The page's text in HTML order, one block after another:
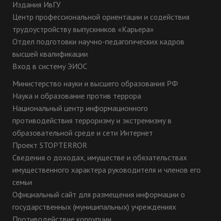
(или) юридических лиц:
являющихся иностранными
гражданами:
Информация о результатах перевода, восстановления
переведенных в другие
образовательные организации:
0
переведенных из других
образовательных организаций:
восстановленных обучающихся:
отчисленных обучающихся:
5
Информация о количестве вакантных мест для
курс бюджетных бюджетных
деятельности
Патенты/РИД - 0
Сведения о научно-
исследовательской
базе для
осуществления
научной (научно-
исследовательской)
деятельности
Бизнес-инкубатор,
Предпринимательская
Технические
средства:
компьютеры,
принтеры, сканеры,
копировальные
Издания ИвГУ
Центр профессиональной ориентации и содействия
трудоустройству выпускников «Карьера»
Отдел подготовки научно-педагогических кадров
высшей квалификации
Вход в систему ЭИОС
Министерство науки и высшего образования РФ
Наука и образование против террора
Национальный центр информационного
противодействия терроризму и экстремизму в
образовательной среде и сети Интернет
Проект STOPTERROR
Сведения о доходах, имуществе и обязательствах
имущественного характера руководителя и членов его
семьи
Официальный сайт для размещения информации о
государственных (муниципальных) учреждениях